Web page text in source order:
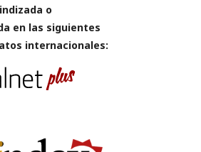
o
en las siguientes
internacionales: